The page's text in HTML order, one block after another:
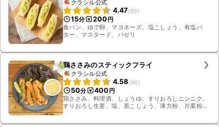
クラシル公式
4.47(89)
15分 200 円
食パン、ゆで卵、マヨネーズ、塩こしょう、有塩バ
ター、マスタード、パセリ
鶏ささみのスティックフライ
クラシル公式
4.58(96)
50分 400 円
鶏ささみ、料理酒、しょうゆ、すりおろしニンニク、
すりおろし生姜、塩、黒こしょう、薄力粉、片栗粉、